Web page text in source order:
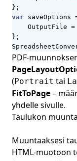
};
var saveOptions
OutputFile =
};
(Portrait tai
FitToPage–
yhdelle sivulle.
Taulukon
Muuntaaksesi
HTML‑muotoon